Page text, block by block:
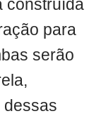
construída
para
serão
dessas